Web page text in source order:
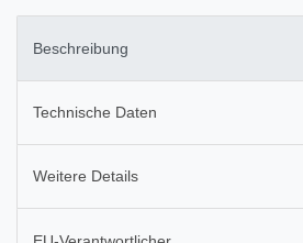
Beschreibung
Technische Daten
Weitere Details